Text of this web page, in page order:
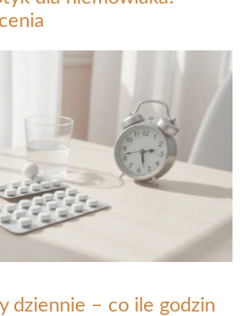
dziennie – co ile godzin